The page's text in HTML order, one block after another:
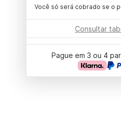
Você só será cobrado se o
Consultar
Pague em 3 ou 4